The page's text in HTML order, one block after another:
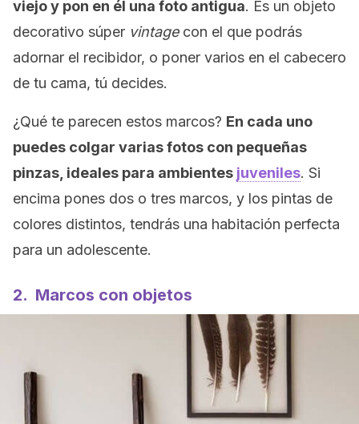
viejo y pon en él una foto antigua. Es un objeto
decorativo súper vintagecon el que podrás
adornar el recibidor, o poner varios en el cabecero
de tu cama, tú decides.
¿Qué te parecen estos marcos? En cada uno
puedes colgar varias fotos con pequeñas
pinzas, ideales para ambientes juveniles. Si
encima pones dos o tres marcos, y los pintas de
colores distintos, tendrás una habitación perfecta
para un adolescente.
2. Marcos con objetos